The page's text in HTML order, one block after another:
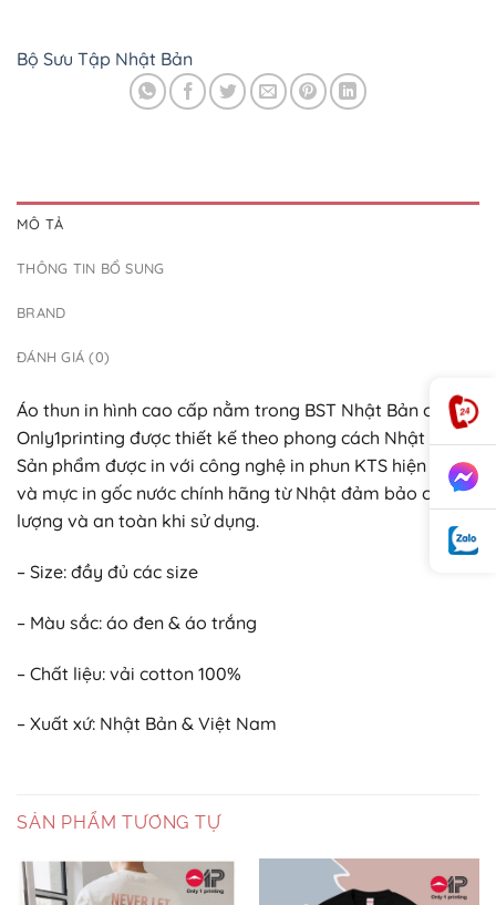
Bộ Sưu Tập Nhật Bản
MÔ TẢ
THÔNG TIN BỔ SUNG
BRAND
ĐÁNH GIÁ (0)
Áo thun in hình cao cấp nằm trong BST Nhật Bản của
Only1printing được thiết kế theo phong cách Nhật Bản.
Sản phẩm được in với công nghệ in phun KTS hiện đại
và mực in gốc nước chính hãng từ Nhật đảm bảo chất
lượng và an toàn khi sử dụng.
– Size: đầy đủ các size
– Màu sắc: áo đen & áo trắng
– Chất liệu: vải cotton 100%
– Xuất xứ: Nhật Bản & Việt Nam
SẢN PHẨM TƯƠNG TỰ